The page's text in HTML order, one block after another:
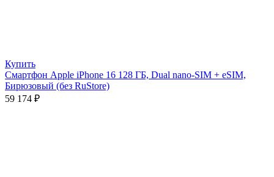
Купить
Смартфон Apple iPhone 16 128 ГБ, Dual nano-SIM + eSIM,
Бирюзовый (без RuStore)
59 174 ₽